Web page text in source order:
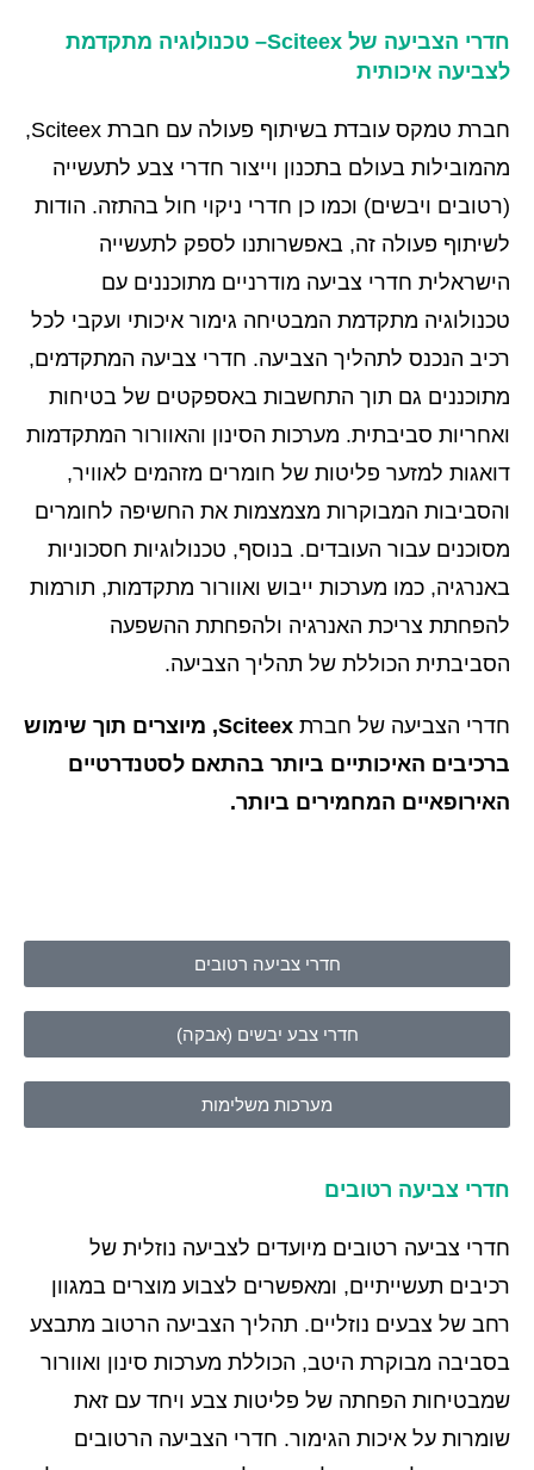
חדרי הצביעה של Sciteex
– טכנולוגיה מתקדמת
לצביעה איכותית
חברת טמקס עובדת בשיתוף פעולה עם חברת Sciteex,
מהמובילות בעולם בתכנון וייצור חדרי צבע לתעשייה
(רטובים ויבשים) וכמו כן חדרי ניקוי חול בהתזה. הודות
לשיתוף פעולה זה, באפשרותנו לספק לתעשייה
הישראלית חדרי צביעה מודרניים מתוכננים עם
טכנולוגיה מתקדמת המבטיחה גימור איכותי ועקבי לכל
רכיב הנכנס לתהליך הצביעה. חדרי צביעה המתקדמים,
מתוכננים גם תוך התחשבות באספקטים של בטיחות
ואחריות סביבתית. מערכות הסינון והאוורור המתקדמות
דואגות למזער פליטות של חומרים מזהמים לאוויר,
והסביבות המבוקרות מצמצמות את החשיפה לחומרים
מסוכנים עבור העובדים. בנוסף, טכנולוגיות חסכוניות
באנרגיה, כמו מערכות ייבוש ואוורור מתקדמות, תורמות
להפחתת צריכת האנרגיה ולהפחתת ההשפעה
הסביבתית הכוללת של תהליך הצביעה.
חדרי הצביעה של חברת Sciteex, מיוצרים תוך שימוש
ברכיבים האיכותיים ביותר בהתאם לסטנדרטיים
האירופאיים המחמירים ביותר.
חדרי צביעה רטובים
חדרי צבע יבשים (אבקה)
מערכות משלימות
חדרי צביעה רטובים
חדרי צביעה רטובים מיועדים לצביעה נוזלית של
רכיבים תעשייתיים, ומאפשרים לצבוע מוצרים במגוון
רחב של צבעים נוזליים. תהליך הצביעה הרטוב מתבצע
בסביבה מבוקרת היטב, הכוללת מערכות סינון ואוורור
שמבטיחות הפחתה של פליטות צבע ויחד עם זאת
שומרות על איכות הגימור. חדרי הצביעה הרטובים